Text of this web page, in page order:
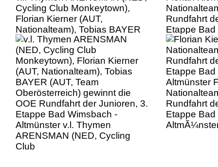
Cycling Club Monkeytown),
Florian Kierner (AUT,
Nationalteam), Tobias BAYER
(AUT, Team Oberösterreich)
gewinnt die OOE Rundfahrt der
Junioren, 3. Etappe Bad
Wimsbach - Altmünster v.l.
Thymen ARENSMAN (NED,
Cycling Club
Rundfahrt
Etappe
Altmünster
Rundfahrt
Etappe